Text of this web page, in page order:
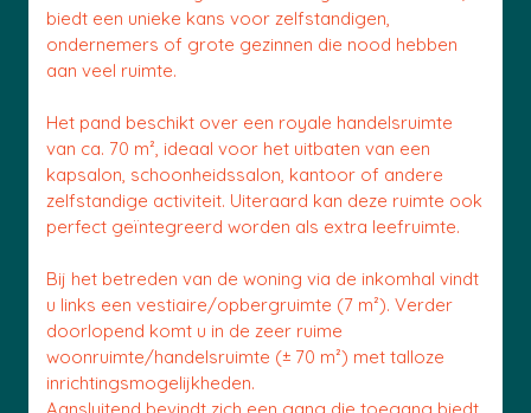
biedt een unieke kans voor zelfstandigen,
ondernemers of grote gezinnen die nood hebben
aan veel ruimte.
Het pand beschikt over een royale handelsruimte
van ca. 70 m², ideaal voor het uitbaten van een
kapsalon, schoonheidssalon, kantoor of andere
zelfstandige activiteit. Uiteraard kan deze ruimte ook
perfect geïntegreerd worden als extra leefruimte.
Bij het betreden van de woning via de inkomhal vindt
u links een vestiaire/opbergruimte (7 m²). Verder
doorlopend komt u in de zeer ruime
woonruimte/handelsruimte (± 70 m²) met talloze
inrichtingsmogelijkheden.